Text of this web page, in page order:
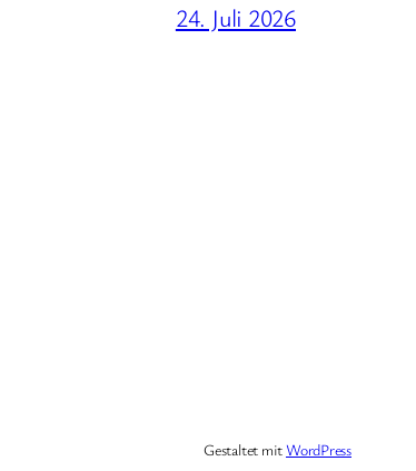
24. Juli 2026
Gestaltet mitWordPress